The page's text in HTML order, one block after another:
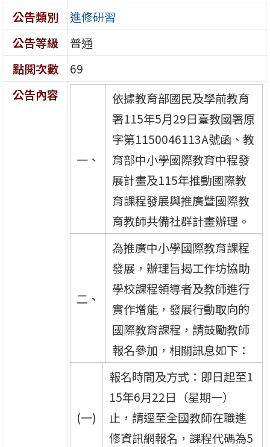
公告類別
進修研習
公告等級
普通
點閱次數
69
公告內容
一、
依據教育部國民及學前教育
署115年5月29日臺教國署原
字第1150046113A號函、教
育部中小學國際教育中程發
展計畫及115年推動國際教
育課程發展與推廣曁國際教
育教師共備社群計畫辦理。
二、
為推廣中小學國際教育課程
發展，辦理旨揭工作坊協助
學校課程領導者及教師進行
實作增能，發展行動取向的
國際教育課程，請鼓勵教師
報名參加，相關訊息如下：
(一)
報名時間及方式：即日起至1
15年6月22日（星期一）
止，請逕至全國教師在職進
修資訊網報名，課程代碼為5